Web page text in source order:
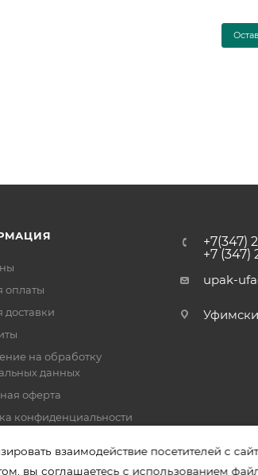
оплаты
доставки
на обработку
данных
оферта
конфиденциальности
+7(347)
+7 (347)
upak-
взаимодействие посетителей с
вы соглашаетесь с использованием